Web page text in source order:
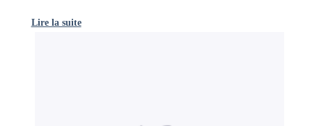
Lire la suite